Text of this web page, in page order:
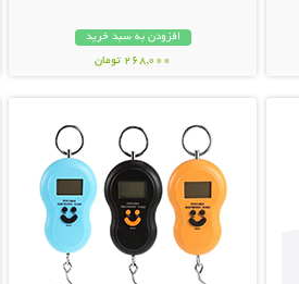
افزودن به سبد خرید
268,000 تومان